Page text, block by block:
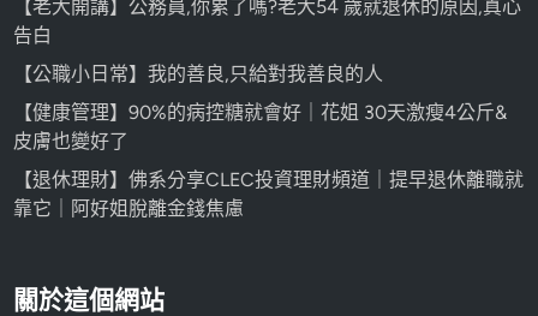
【老大開講】公務員,你累了嗎?老大54 歲就退休的原因,真心
告白
【公職小日常】我的善良,只給對我善良的人
【健康管理】90%的病控糖就會好｜花姐 30天激瘦4公斤&
皮膚也變好了
【退休理財】佛系分享CLEC投資理財頻道｜提早退休離職就
靠它｜阿好姐脫離金錢焦慮
關於這個網站